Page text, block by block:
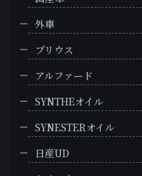
外車
プリウス
アルファード
SYNTHEオイル
SYNESTERオイル
日産UD